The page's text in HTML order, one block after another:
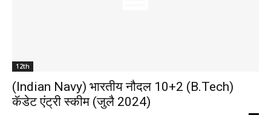
12th
(Indian Navy) भारतीय नौदल 10+2 (B.Tech)
कॅडेट एंट्री स्कीम (जुलै 2024)